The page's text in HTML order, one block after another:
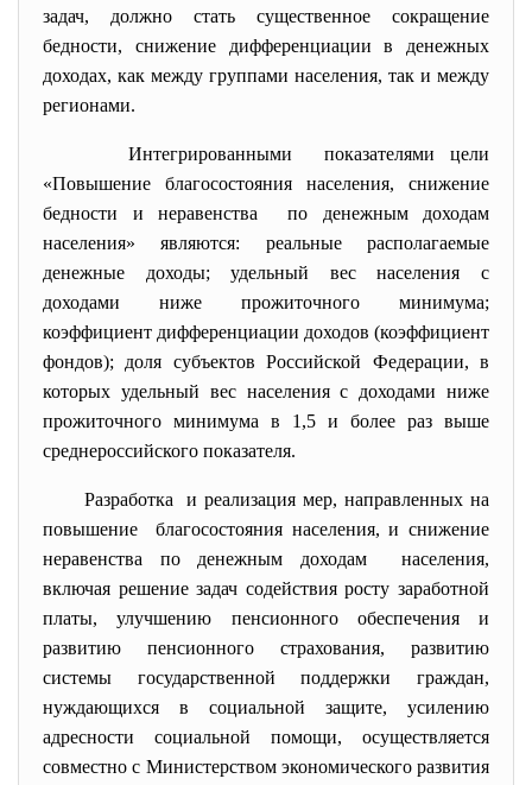
задач, должно стать существенное сокращение
бедности, снижение дифференциации в денежных
доходах, как между группами населения, так и между
регионами.
Интегрированными показателями цели
«Повышение благосостояния населения, снижение
бедности и неравенства по денежным доходам
населения» являются: реальные располагаемые
денежные доходы; удельный вес населения с
доходами ниже прожиточного минимума;
коэффициент дифференциации доходов (коэффициент
фондов); доля субъектов Российской Федерации, в
которых удельный вес населения с доходами ниже
прожиточного минимума в 1,5 и более раз выше
среднероссийского показателя.
Разработка и реализация мер, направленных на
повышение благосостояния населения, и снижение
неравенства по денежным доходам населения,
включая решение задач содействия росту заработной
платы, улучшению пенсионного обеспечения и
развитию пенсионного страхования, развитию
системы государственной поддержки граждан,
нуждающихся в социальной защите, усилению
адресности социальной помощи, осуществляется
совместно с Министерством экономического развития